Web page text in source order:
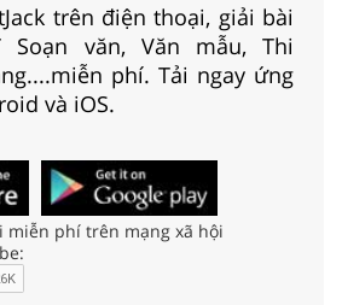
trên điện thoại, giải bài
Soạn văn, Văn mẫu, Thi
phí. Tải ngay ứng
và iOS.
miễn phí trên mạng xã hội